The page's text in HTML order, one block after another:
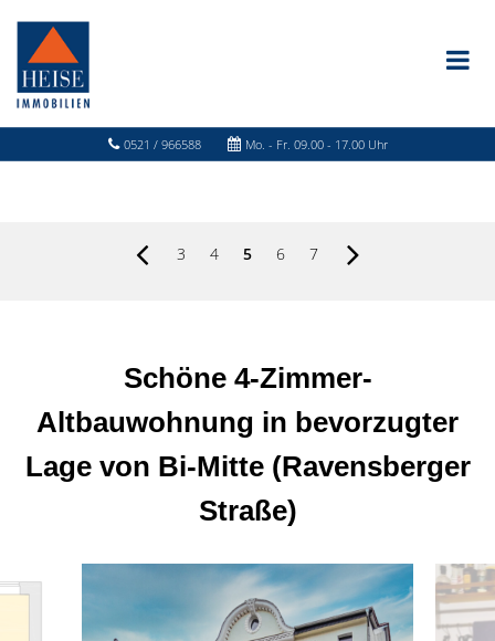
0521 / 966588 Mo. - Fr. 09.00 - 17.00 Uhr
3 4 5 6 7
Schöne 4-Zimmer-
Altbauwohnung in bevorzugter
Lage von Bi-Mitte (Ravensberger
Straße)